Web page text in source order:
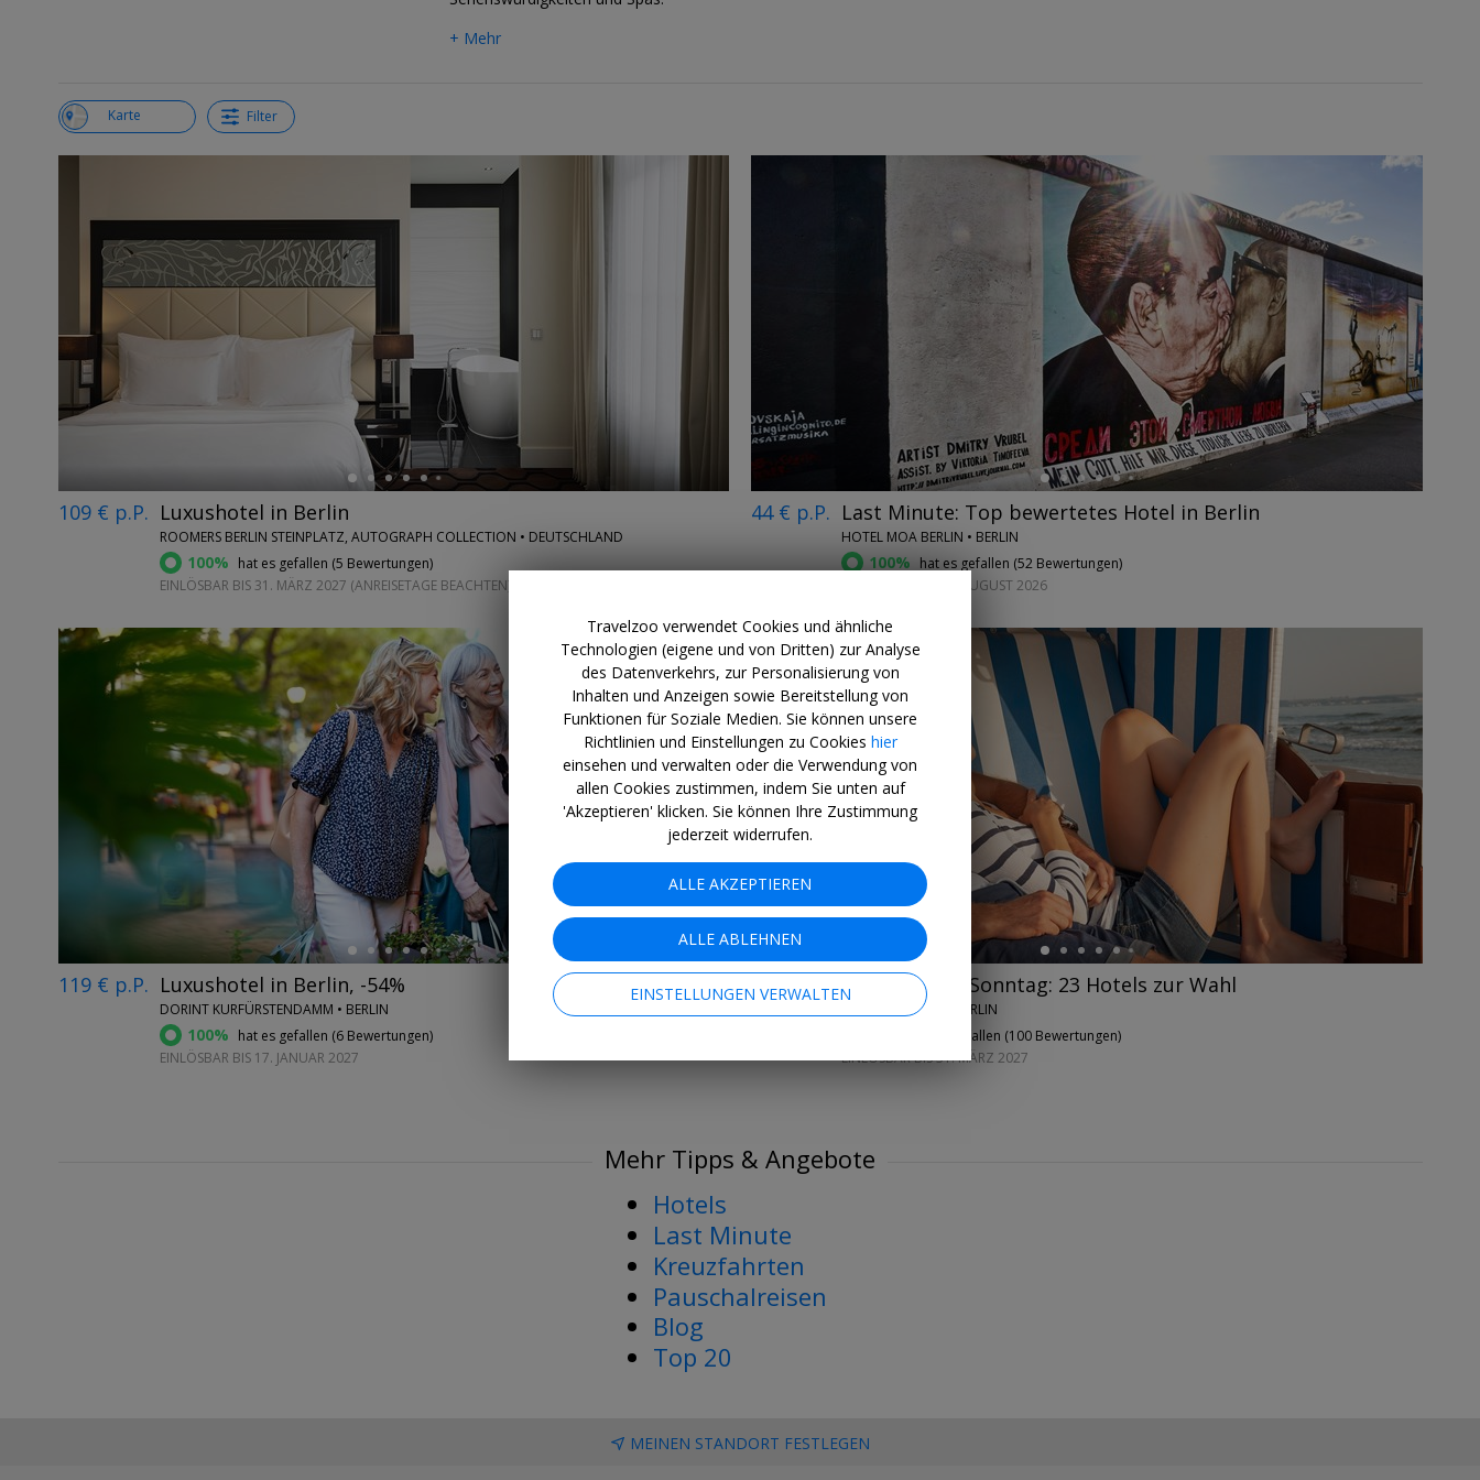
+ Mehr
Karte Filter
←
109 € p.P. Luxushotel in Berlin
ROOMERS BERLIN STEINPLATZ, AUTOGRAPH COLLECTION • DEUTSCHLAND
100% hat es gefallen (5 Bewertungen)
EINLÖSBAR BIS 31. MÄRZ 2027 (ANREISETAGE BEACHTEN)
44 € p.P. Last Minute: Top bewertetes Hotel in Berlin
HOTEL MOA BERLIN • BERLIN
100% hat es gefallen (52 Bewertungen)
AB SOFORT BIS 31. AUGUST 2026
119 € p.P. Luxushotel in Berlin, -54%
DORINT KURFÜRSTENDAMM • BERLIN
100% hat es gefallen (6 Bewertungen)
EINLÖSBAR BIS 17. JANUAR 2027
←
66 € p.P. Der perfekte Sonntag: 23 Hotels zur Wahl
DORINT HOTELS • BERLIN
hat es gefallen (100 Bewertungen)
EINLÖSBAR BIS 31. MÄRZ 2027
Mehr Tipps & Angebote
Hotels
Last Minute
Kreuzfahrten
Pauschalreisen
Blog
Top 20
MEINEN STANDORT FESTLEGEN
Travelzoo verwendet Cookies und ähnliche
Technologien (eigene und von Dritten) zur Analyse
des Datenverkehrs, zur Personalisierung von
Inhalten und Anzeigen sowie Bereitstellung von
Funktionen für Soziale Medien. Sie können unsere
Richtlinien und Einstellungen zu Cookies hier
einsehen und verwalten oder die Verwendung von
allen Cookies zustimmen, indem Sie unten auf
'Akzeptieren' klicken. Sie können Ihre Zustimmung
jederzeit widerrufen.
ALLE AKZEPTIEREN
ALLE ABLEHNEN
EINSTELLUNGEN VERWALTEN